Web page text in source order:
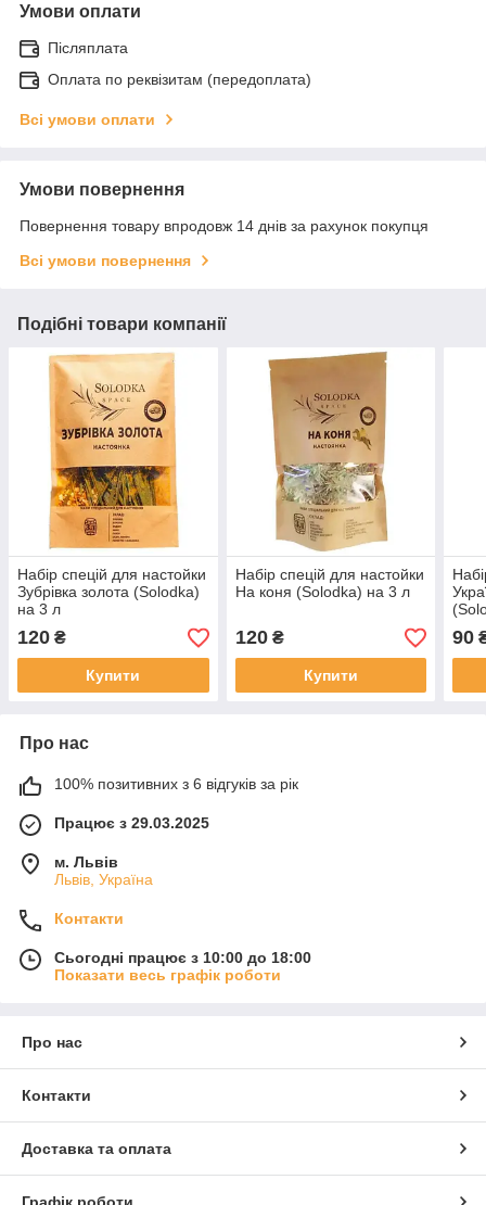
Умови оплати
Післяплата
Оплата по реквізитам (передоплата)
Всі умови оплати
Умови повернення
Повернення товару впродовж 14 днів за рахунок покупця
Всі умови повернення
Подібні товари компанії
Набір спецій для настойки
Зубрівка золота (Solodka)
на 3 л
120 ₴
Купити
Набір спецій для настойки
На коня (Solodka) на 3 л
120₴
Купити
90
Про нас
100% позитивних з 6 відгуків за рік
Працює з 29.03.2025
м. Львів
Львів, Україна
Контакти
Сьогодні працює з 10:00 до 18:00
Показати весь графік роботи
Про нас
Контакти
Доставка та оплата